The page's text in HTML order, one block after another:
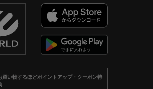
買い物するほどポイントアップ・クーポン特